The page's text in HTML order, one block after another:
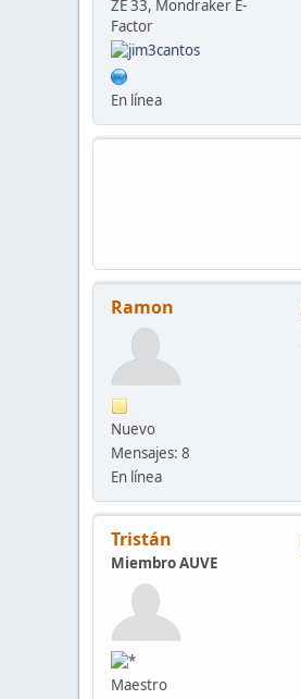
ZE 33, Mondraker E-
Factor
En línea
Ramon
Nuevo
Mensajes: 8
En línea
Tristán
Miembro AUVE
Maestro